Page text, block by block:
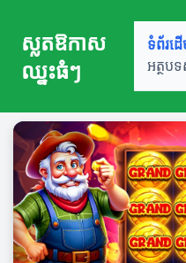
ស្លតឱកាស
ឈ្នះធំៗ
ទំព័រដ
អត្ថប